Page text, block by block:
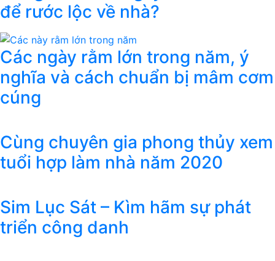
để rước lộc về nhà?
Các ngày rằm lớn trong năm, ý
nghĩa và cách chuẩn bị mâm cơm
cúng
Cùng chuyên gia phong thủy xem
tuổi hợp làm nhà năm 2020
Sim Lục Sát – Kìm hãm sự phát
triển công danh